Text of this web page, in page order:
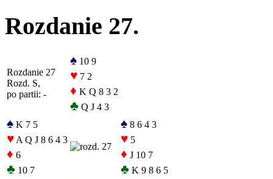
Rozdanie 27.
Rozdanie 27
Rozd. S,
po partii: -
♠ 10 9
♥ 7 2
♦ K Q 8 3 2
♣ Q J 4 3
♠ K 7 5
♥ A Q J 8 6 4 3
♦ 6
♣ 10 7
♠ 8 6 4 3
♥ 5
♦ J 10 7
♣ K 9 8 6 5